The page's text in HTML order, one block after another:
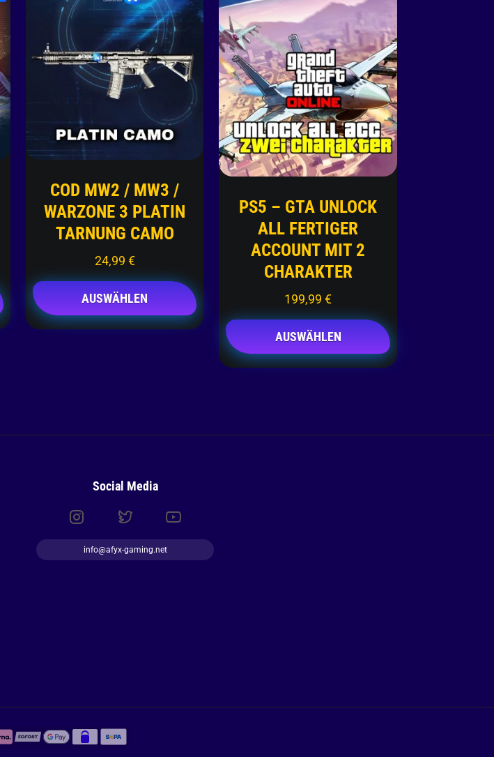
COD MW2 / MW3 /
WARZONE 3 PLATIN
TARNUNG CAMO
24,99 €
AUSWÄHLEN
PS5 – GTA UNLOCK
ALL FERTIGER
ACCOUNT MIT 2
CHARAKTER
199,99€
AUSWÄHLEN
Social Media
info@afyx-gaming.net